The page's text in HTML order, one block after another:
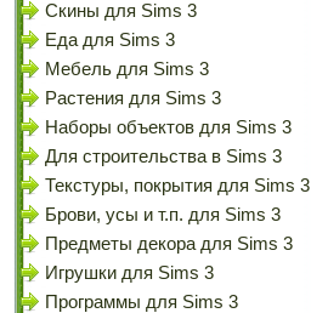
Скины для Sims 3
Еда для Sims 3
Мебель для Sims 3
Растения для Sims 3
Наборы объектов для Sims 3
Для строительства в Sims 3
Текстуры, покрытия для Sims 3
Брови, усы и т.п. для Sims 3
Предметы декора для Sims 3
Игрушки для Sims 3
Программы для Sims 3